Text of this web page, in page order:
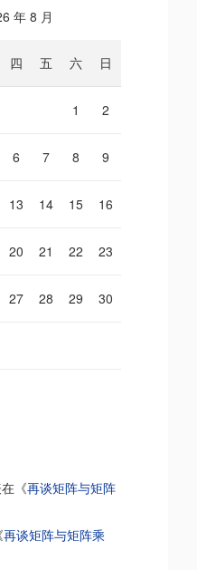
年 8 月
四 五 六 日
1 2
6 7 8 9
13 14 15 16
20 21 22 23
27 28 29 30
《再谈矩阵与矩阵
再谈矩阵与矩阵乘